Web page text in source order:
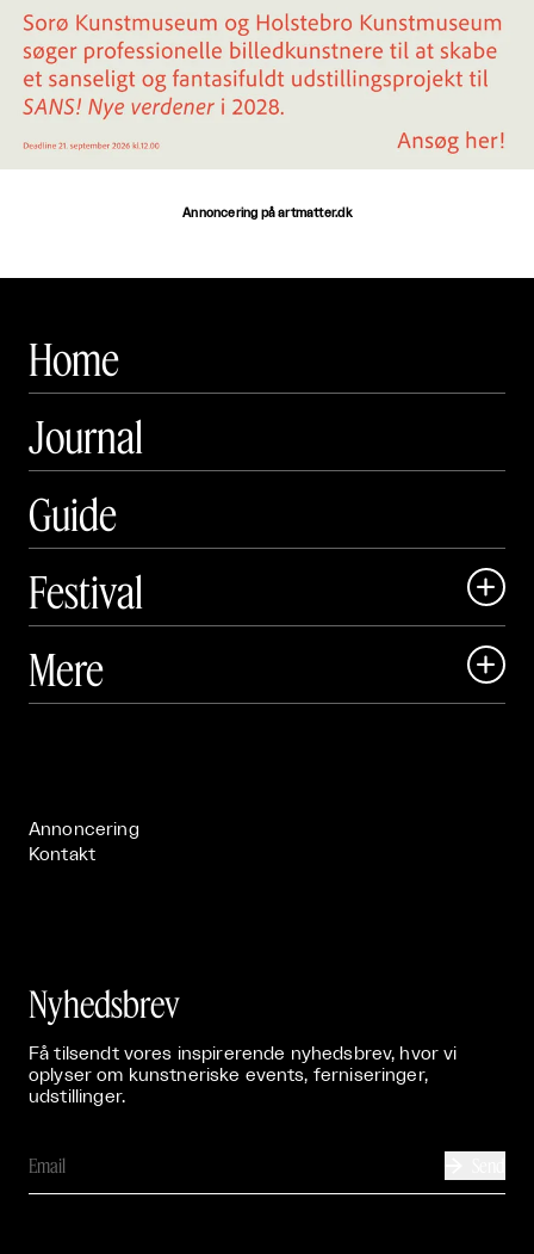
Annoncering på artmatter.dk
Home
Journal
Guide
Festival

 Art Matter Festival
Mere 
Annoncering
Kontakt
Nyhedsbrev
Få tilsendt vores inspirerende nyhedsbrev, hvor vi
oplyser om kunstneriske events, ferniseringer,
udstillinger.